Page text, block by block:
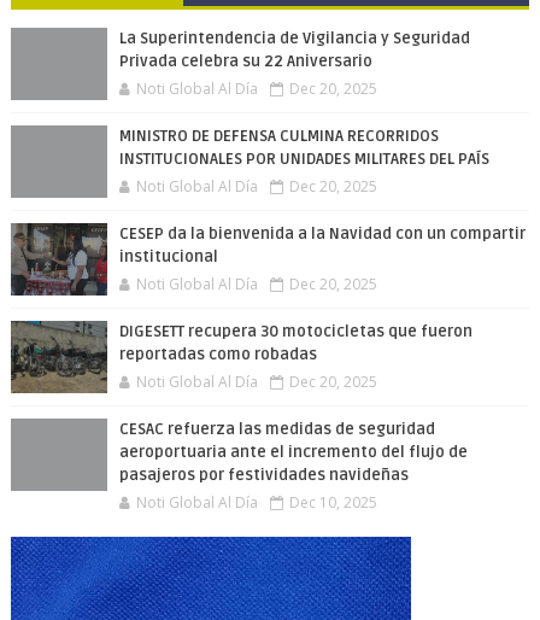
La Superintendencia de Vigilancia y Seguridad
Privada celebra su 22 Aniversario
Noti Global Al Día Dec 20, 2025
MINISTRO DE DEFENSA CULMINA RECORRIDOS
INSTITUCIONALES POR UNIDADES MILITARES DEL PAÍS
Noti Global Al Día Dec 20, 2025
CESEP da la bienvenida a la Navidad con un compartir
institucional
Noti Global Al Día Dec 20, 2025
DIGESETT recupera 30 motocicletas que fueron
reportadas como robadas
Noti Global Al Día Dec 20, 2025
CESAC refuerza las medidas de seguridad
aeroportuaria ante el incremento del flujo de
pasajeros por festividades navideñas
Noti Global Al Día Dec 10, 2025